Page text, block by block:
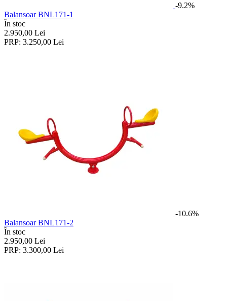
-9.2%
Balansoar BNL171-1
În stoc
2.950,00 Lei
PRP: 3.250,00 Lei
-10.6%
Balansoar BNL171-2
În stoc
2.950,00 Lei
PRP: 3.300,00 Lei